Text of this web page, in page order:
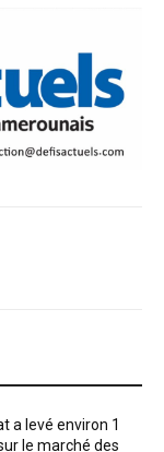
a levé environ 1
le marché des